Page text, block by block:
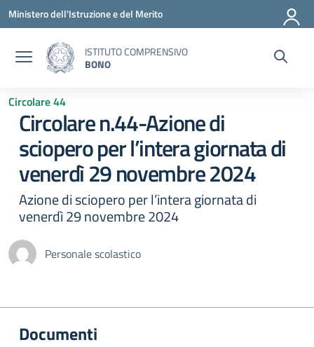
Vai ai contenuti
Vai al menu di navigazione
Vai al footer
Ministero dell'Istruzione e del Merito
ISTITUTO COMPRENSIVO
BONO
Circolare 44
Circolare n.44-Azione di
sciopero per l’intera giornata di
venerdì 29 novembre 2024
Azione di sciopero per l’intera giornata di
venerdì 29 novembre 2024
Personale scolastico
Documenti